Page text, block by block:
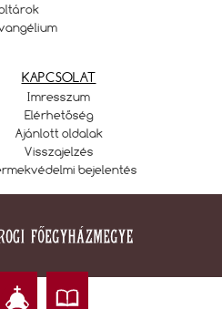
KAPCSOLAT
Imresszum
Elérhetőség
Ajánlott oldalak
Visszajelzés
bejelentés